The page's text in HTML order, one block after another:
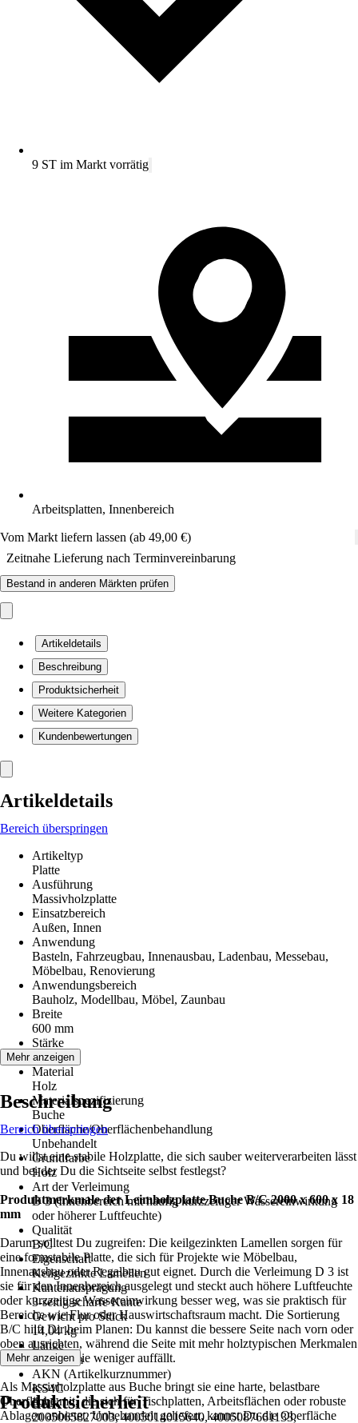
9 ST im Markt vorrätig
Arbeitsplatten, Innenbereich
Vom Markt liefern lassen (ab 49,00 €)
Zeitnahe Lieferung nach Terminvereinbarung
Bestand in anderen Märkten prüfen
Artikeldetails
Beschreibung
Produktsicherheit
Weitere Kategorien
Kundenbewertungen
Artikeldetails
Bereich überspringen
Artikeltyp
Platte
Ausführung
Massivholzplatte
Einsatzbereich
Außen, Innen
Anwendung
Basteln, Fahrzeugbau, Innenausbau, Ladenbau, Messebau,
Möbelbau, Renovierung
Anwendungsbereich
Bauholz, Modellbau, Möbel, Zaunbau
Breite
600 mm
Stärke
18 mm
Material
Holz
Materialspezifizierung
Buche
Oberfläche/Oberflächenbehandlung
Unbehandelt
Grundfarbe
Holz
Art der Verleimung
D 3 (Innenbereich mit häufig kurzzeitiger Wassereinwirkung
oder höherer Luftfeuchte)
Qualität
B/C
Eigenschaft
Keilgezinkte Lamellen
Kantenausprägung
3-seitig scharfe Kante
Gewicht pro Stück
14,04 kg
Länge
2.000 mm
AKN (Artikelkurznummer)
KS4C
EAN
2005065827003, 4005014015640, 4005087661133,
Mehr anzeigen
Beschreibung
Bereich überspringen
Du willst eine stabile Holzplatte, die sich sauber weiterverarbeiten lässt
und bei der Du die Sichtseite selbst festlegst?
Produktmerkmale derLeimholzplatte Buche B/C 2000 x 600 x 18
mm
Darum solltest Du zugreifen: Die keilgezinkten Lamellen sorgen für
eine formstabile Platte, die sich für Projekte wie Möbelbau,
Innenausbau oder Regalbau gut eignet. Durch die Verleimung D 3 ist
sie für den Innenbereich ausgelegt und steckt auch höhere Luftfeuchte
oder kurzzeitige Wassereinwirkung besser weg, was sie praktisch für
Bereiche wie Flur oder Hauswirtschaftsraum macht. Die Sortierung
B/C hilft Dir beim Planen: Du kannst die bessere Seite nach vorn oder
oben ausrichten, während die Seite mit mehr holztypischen Merkmalen
dort bleibt, wo sie weniger auffällt.
Als Massivholzplatte aus Buche bringt sie eine harte, belastbare
Oberfläche mit, die sich für Tischplatten, Arbeitsflächen oder robuste
Ablagen anbietet. Unbehandelt geliefert, kannst Du die Oberfläche
Mehr anzeigen
Produktsicherheit